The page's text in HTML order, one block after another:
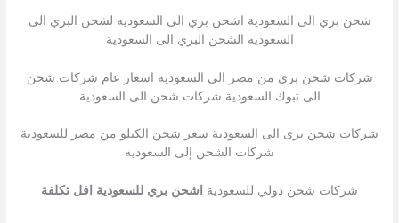
شحن بري الى السعودية اشحن بري الى السعوديه لشحن البري الى
السعوديه الشحن البري الى السعودية
شركات شحن برى من مصر الى السعودية اسعار عام شركات شحن
الى تبوك السعودية شركات شحن الى السعودية
شركات شحن برى الى السعودية سعر شحن الكيلو من مصر للسعودية
شركات الشحن إلى السعوديه
شركات شحن دولي للسعودية اشحن بري للسعودية اقل تكلفة